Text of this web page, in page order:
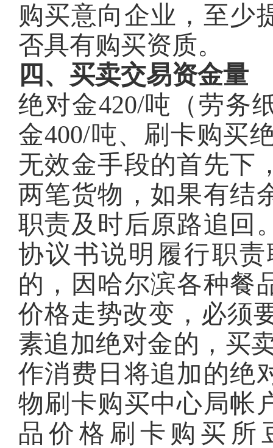
购买意向企业，至少
否具有购买资质。
四、买卖交易资金量
绝对金420/吨（劳务
金400/吨、刷卡购买
无效金手段的首先下
两笔货物，如果有结
职责及时后原路追回
协议书说明履行职
的，因哈尔滨各种餐
价格走势改变，必须
素追加绝对金的，买
作消费日将追加的绝
物刷卡购买中心局帐
品价格刷卡购买所